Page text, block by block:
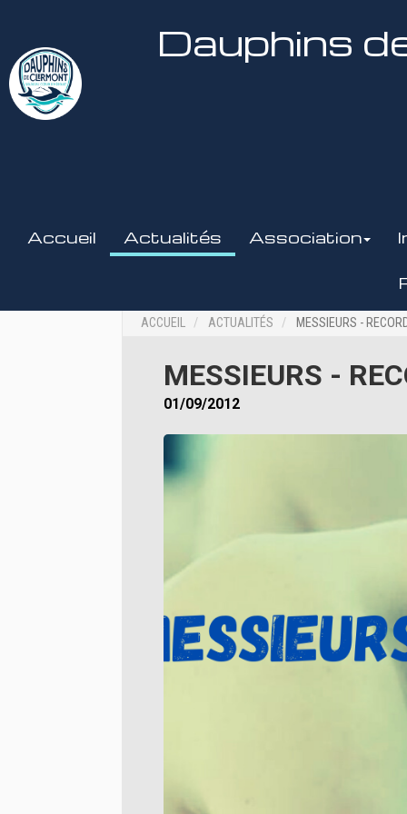
Dauphins
Accueil Actualités Association
ACCUEIL ACTUALITÉS MESSIEURS -
MESSIEURS -
01/09/2012